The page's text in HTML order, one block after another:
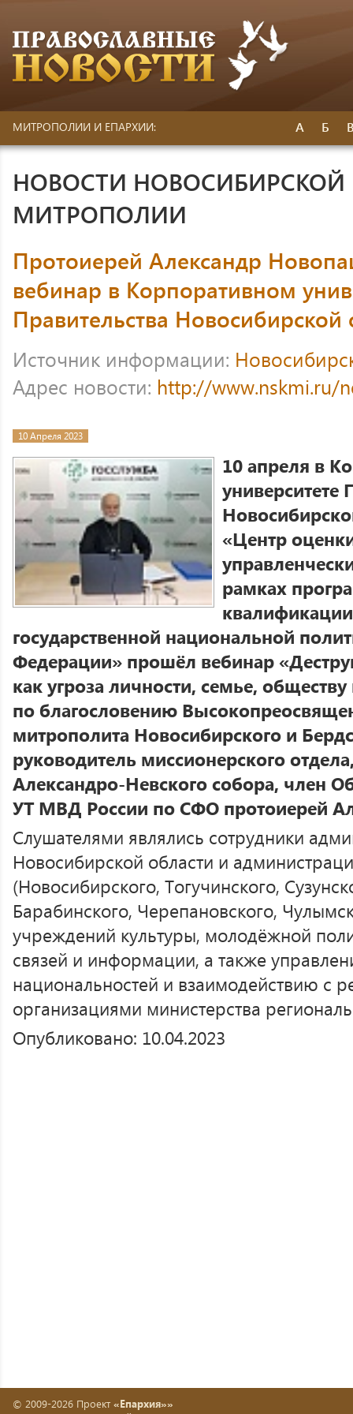
МИТРОПОЛИИ И ЕПАРХИИ: А Б
НОВОСТИ НОВОСИБИРСКОЙ
МИТРОПОЛИИ
Протоиерей Александр
вебинар в Корпоративном
Правительства Новосибирской
Источник информации:
Адрес новости: http://www.nskmi.ru/
10 Апреля 2023
10 апреля в
университете
«Центр
рамках
государственной национальной
Федерации» прошёл вебинар
как угроза личности, семье,
по благословению
митрополита Новосибирского и
руководитель миссионерского
Александро-Невского собора, член
УТ МВД России по СФО протоиерей
Слушателями являлись сотрудники
Новосибирской области и
(Новосибирского, Тогучинского,
Барабинского, Черепановского,
учреждений культуры, молодёжной
связей и информации, а также
национальностей и взаимодействию с
организациями министерства
Опубликовано: 10.04.2023
© 2009-2026 Проект «Епархия»»